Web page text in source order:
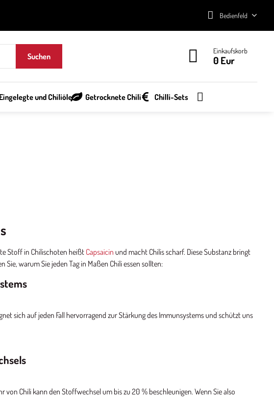
Bedienfeld
Suchen
Einkaufskorb
0 Eur
Eingelegte und Chiliöle Getrocknete Chili Chilli-Sets
Stoff in Chilischoten heißt Capsaicin und macht Chilis scharf. Diese Substanz bringt
warum Sie jeden Tag in Maßen Chili essen sollten:
sich auf jeden Fall hervorragend zur Stärkung des Immunsystems und schützt uns
Chili kann den Stoffwechsel um bis zu 20 % beschleunigen. Wenn Sie also